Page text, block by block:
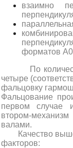
взаимно
форматов
По
четыре
фальцовку
Фальцование
первом случае
втором-
валами.
Качество выше
факторов: